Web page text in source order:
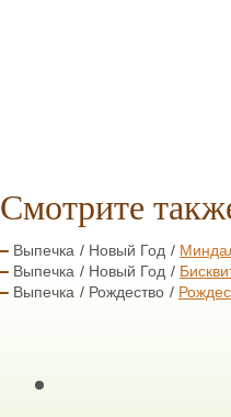
Смотрите
Выпечка Новый Год
Выпечка
Новый Год
Выпечка
Рождество